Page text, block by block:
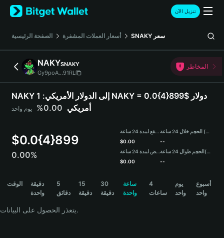
English
日本語
Русский
Español (Latinoamérica)
Türkçe
Deutsch
简体中文
Português (Portugal)
Bahasa Indonesia
বাংলা
Português (Brasil)
تنزيل الآن
الصفحة الرئيسية أسعار العملات المشفرة SNAKY سعر
NAKYSNAKY
Gy9poA...91RL
المخاطر
NAKY إلى الدولار الأمريكي: 1 NAKY = 0.0{4}899$ دولار
أمريكي 0.00% يوم واحد
$0.0{4}899
0.00%
مرتفع لمدة 24 ساعة
$0.00
منخفض لمدة 24 ساعة
$0.00
الحجم خلال 24 ساعة (NAKY)
--
الحجم طوال 24 ساعة(USDT)
--
الوقت
دقيقة
واحدة
5
دقائق
15
دقيقة
30
دقيقة
ساعة
واحدة
4
ساعات
يوم
واحد
أسبوع
واحد
يتعذر الحصول على البيانات.